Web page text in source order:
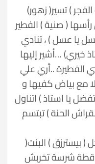
) تسير( زهور)
( صنية ) الفطير
يا عسل ) ، تنادي
خيري) …أشير إليها
الفطيرة ..أري علي
مع بياض كفيها و
يا استاذ ) اتناول
الحنة ) تبتسم
بيسترزق ) البنت(
قطة شرسة تخربش